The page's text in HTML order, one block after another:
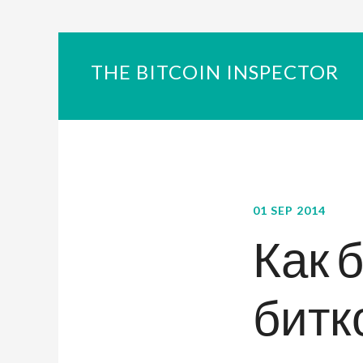
THE BITCOIN INSPECTOR
01 SEP 2014
Как